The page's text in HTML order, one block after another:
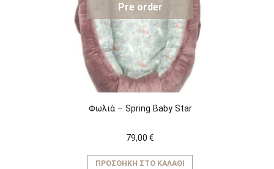
Pre order
Φωλιά – Spring Baby Star
79,00 €
ΠΡΟΣΘΉΚΗ ΣΤΟ ΚΑΛΆΘΙ